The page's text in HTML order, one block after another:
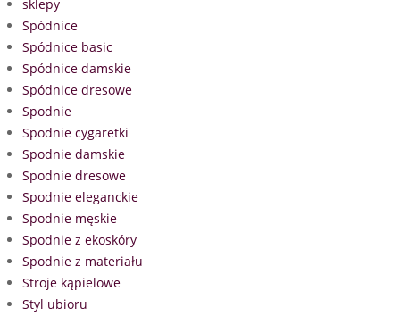
sklepy
Spódnice
Spódnice basic
Spódnice damskie
Spódnice dresowe
Spodnie
Spodnie cygaretki
Spodnie damskie
Spodnie dresowe
Spodnie eleganckie
Spodnie męskie
Spodnie z ekoskóry
Spodnie z materiału
Stroje kąpielowe
Styl ubioru